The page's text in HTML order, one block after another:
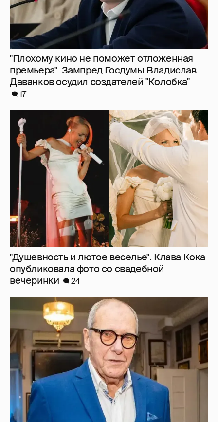
"Душевность и лютое веселье". Клава Кока
опубликовала фото со свадебной
вечеринки
24
Эммануил Виторган показал фото
младшей дочери в честь её дня рождения
26